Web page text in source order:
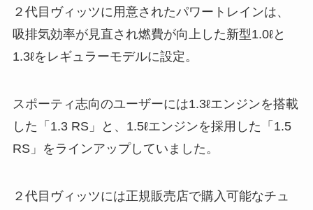
２代目ヴィッツに用意されたパワートレインは、
吸排気効率が見直され燃費が向上した新型1.0ℓと
1.3ℓをレギュラーモデルに設定。
スポーティ志向のユーザーには1.3ℓエンジンを搭載
した「1.3 RS」と、1.5ℓエンジンを採用した「1.5
RS」をラインアップしていました。
２代目ヴィッツには正規販売店で購入可能なチュ